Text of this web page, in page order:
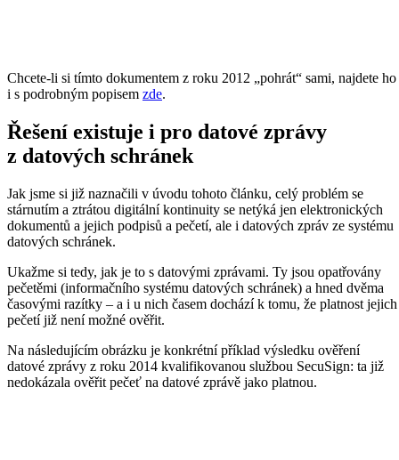
Chcete-li si tímto dokumentem z roku 2012 „pohrát“ sami, najdete ho
i s podrobným popisem zde.
Řešení existuje i pro datové zprávy
z datových schránek
Jak jsme si již naznačili v úvodu tohoto článku, celý problém se
stárnutím a ztrátou digitální kontinuity se netýká jen elektronických
dokumentů a jejich podpisů a pečetí, ale i datových zpráv ze systému
datových schránek.
Ukažme si tedy, jak je to s datovými zprávami. Ty jsou opatřovány
pečetěmi (informačního systému datových schránek) a hned dvěma
časovými razítky – a i u nich časem dochází k tomu, že platnost jejich
pečetí již není možné ověřit.
Na následujícím obrázku je konkrétní příklad výsledku ověření
datové zprávy z roku 2014 kvalifikovanou službou SecuSign: ta již
nedokázala ověřit pečeť na datové zprávě jako platnou.